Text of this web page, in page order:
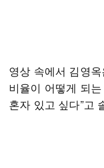
영상 속에서 김영
비율이 어떻게 되
혼자 있고 싶다”고